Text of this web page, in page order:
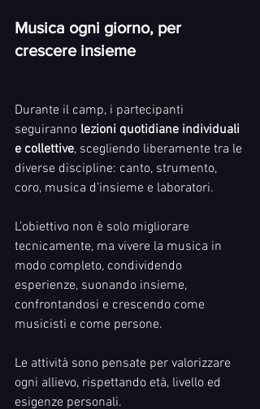
Musica ogni giorno, per
crescere insieme
Durante il camp, i partecipanti
seguiranno lezioni quotidiane individuali
e collettive, scegliendo liberamente tra le
diverse discipline: canto, strumento,
coro, musica d’insieme e laboratori.
L’obiettivo non è solo migliorare
tecnicamente, ma vivere la musica in
modo completo, condividendo
esperienze, suonando insieme,
confrontandosi e crescendo come
musicisti e come persone.
Le attività sono pensate per valorizzare
ogni allievo, rispettando età, livello ed
esigenze personali.